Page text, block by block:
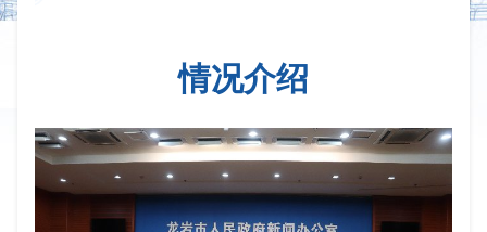
情况介绍